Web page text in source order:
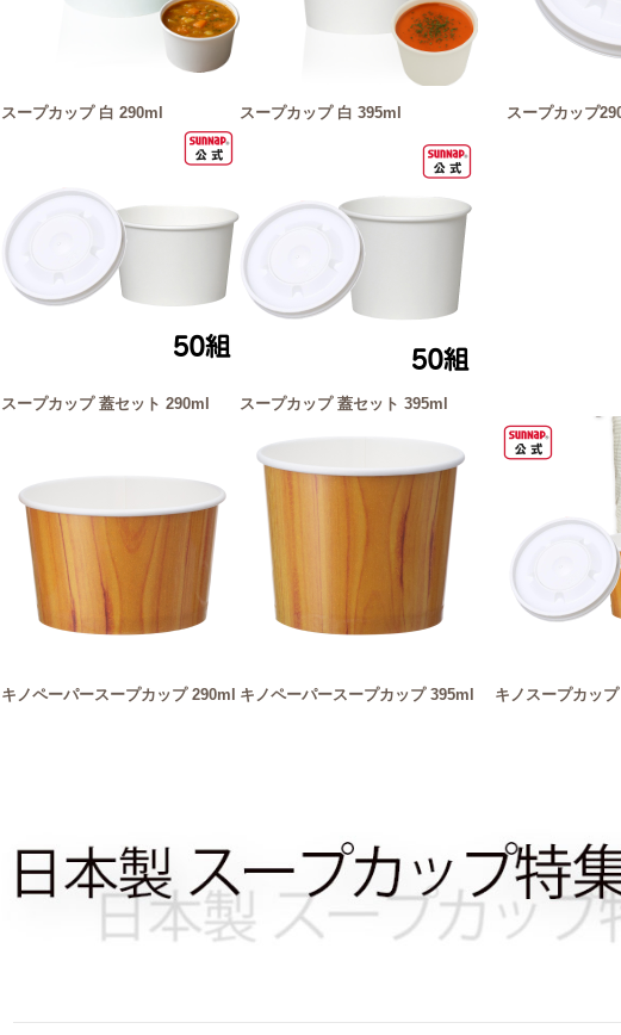
スープカップ 白 290ml スープカップ 白 395ml スープカップ
スープカップ 蓋セット 290ml スープカップ 蓋セット 395ml
キノペーパースープカップ 290ml キノペーパースープカップ 395ml キノスープカッ